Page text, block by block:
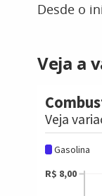
Desde o
Veja a